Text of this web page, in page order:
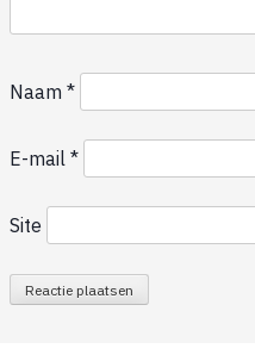
Naam *
E-mail *
Site